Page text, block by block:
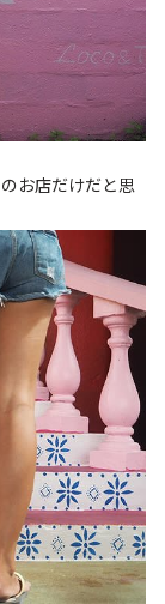
お店だけだと思